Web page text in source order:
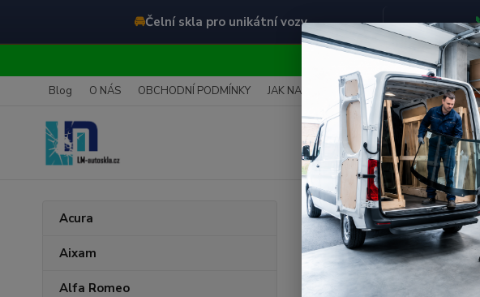
🚘Čelní skla pro unikátní vozy
OBJEDNÁVEJTE DO
Blog O NÁS OBCHODNÍ PODMÍNKY JAK NAKUPOVAT KONTAKTY
Acura
Aixam
Alfa Romeo
Úvod Renault Čelní Sklo -
Čelní Sklo -